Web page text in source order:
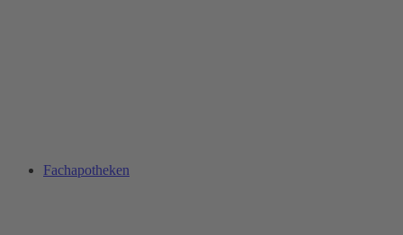
Fachapotheken